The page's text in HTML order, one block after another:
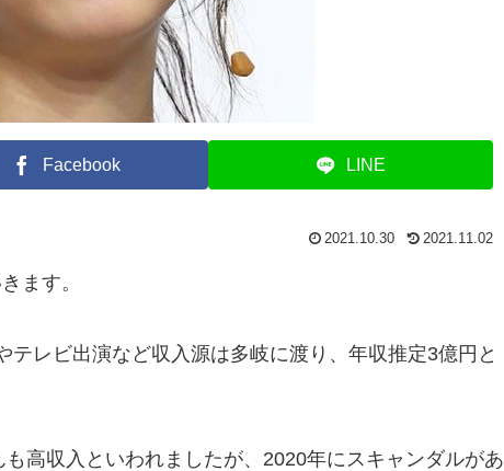
Facebook LINE
2021.10.30 2021.11.02
ます。
レビ出演など収入源は多岐に渡り、年収推定3億円と
高収入といわれましたが、2020年にスキャンダルがあ